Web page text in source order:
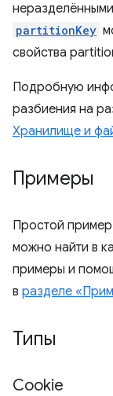
partitionKey
свойства
Подробную
разбиения на
Хранилище и
Примеры
Простой
можно найти в
примеры и
в разделе
Типы
Cookie